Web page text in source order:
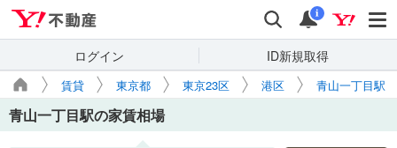
検索 通知
i
ログイン ID新規取得
賃貸 東京都 東京23区 港区 青山一丁目駅
青山一丁目駅の家賃相場